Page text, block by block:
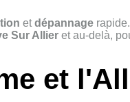
etdépannage
Sur Allier et au-delà,
et